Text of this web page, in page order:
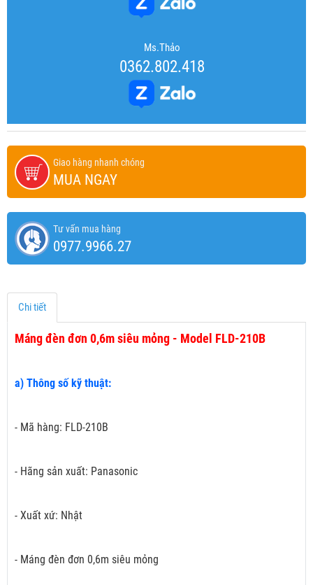
Ms.Thảo
0362.802.418
Giao hàng nhanh chóng
MUA NGAY
Tư vấn mua hàng
0977.9966.27
Chi tiết
Máng đèn đơn 0,6m siêu mỏng - Model FLD-210B
a) Thông số kỹ thuật:
- Mã hàng: FLD-210B
- Hãng sản xuất: Panasonic
- Xuất xứ: Nhật
- Máng đèn đơn 0,6m siêu mỏng